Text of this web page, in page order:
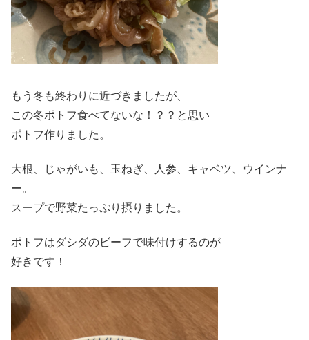
もう冬も終わりに近づきましたが、
この冬ポトフ食べてないな！？？と思い
ポトフ作りました。
大根、じゃがいも、玉ねぎ、人参、キャベツ、ウインナ
ー。
スープで野菜たっぷり摂りました。
ポトフはダシダのビーフで味付けするのが
好きです！